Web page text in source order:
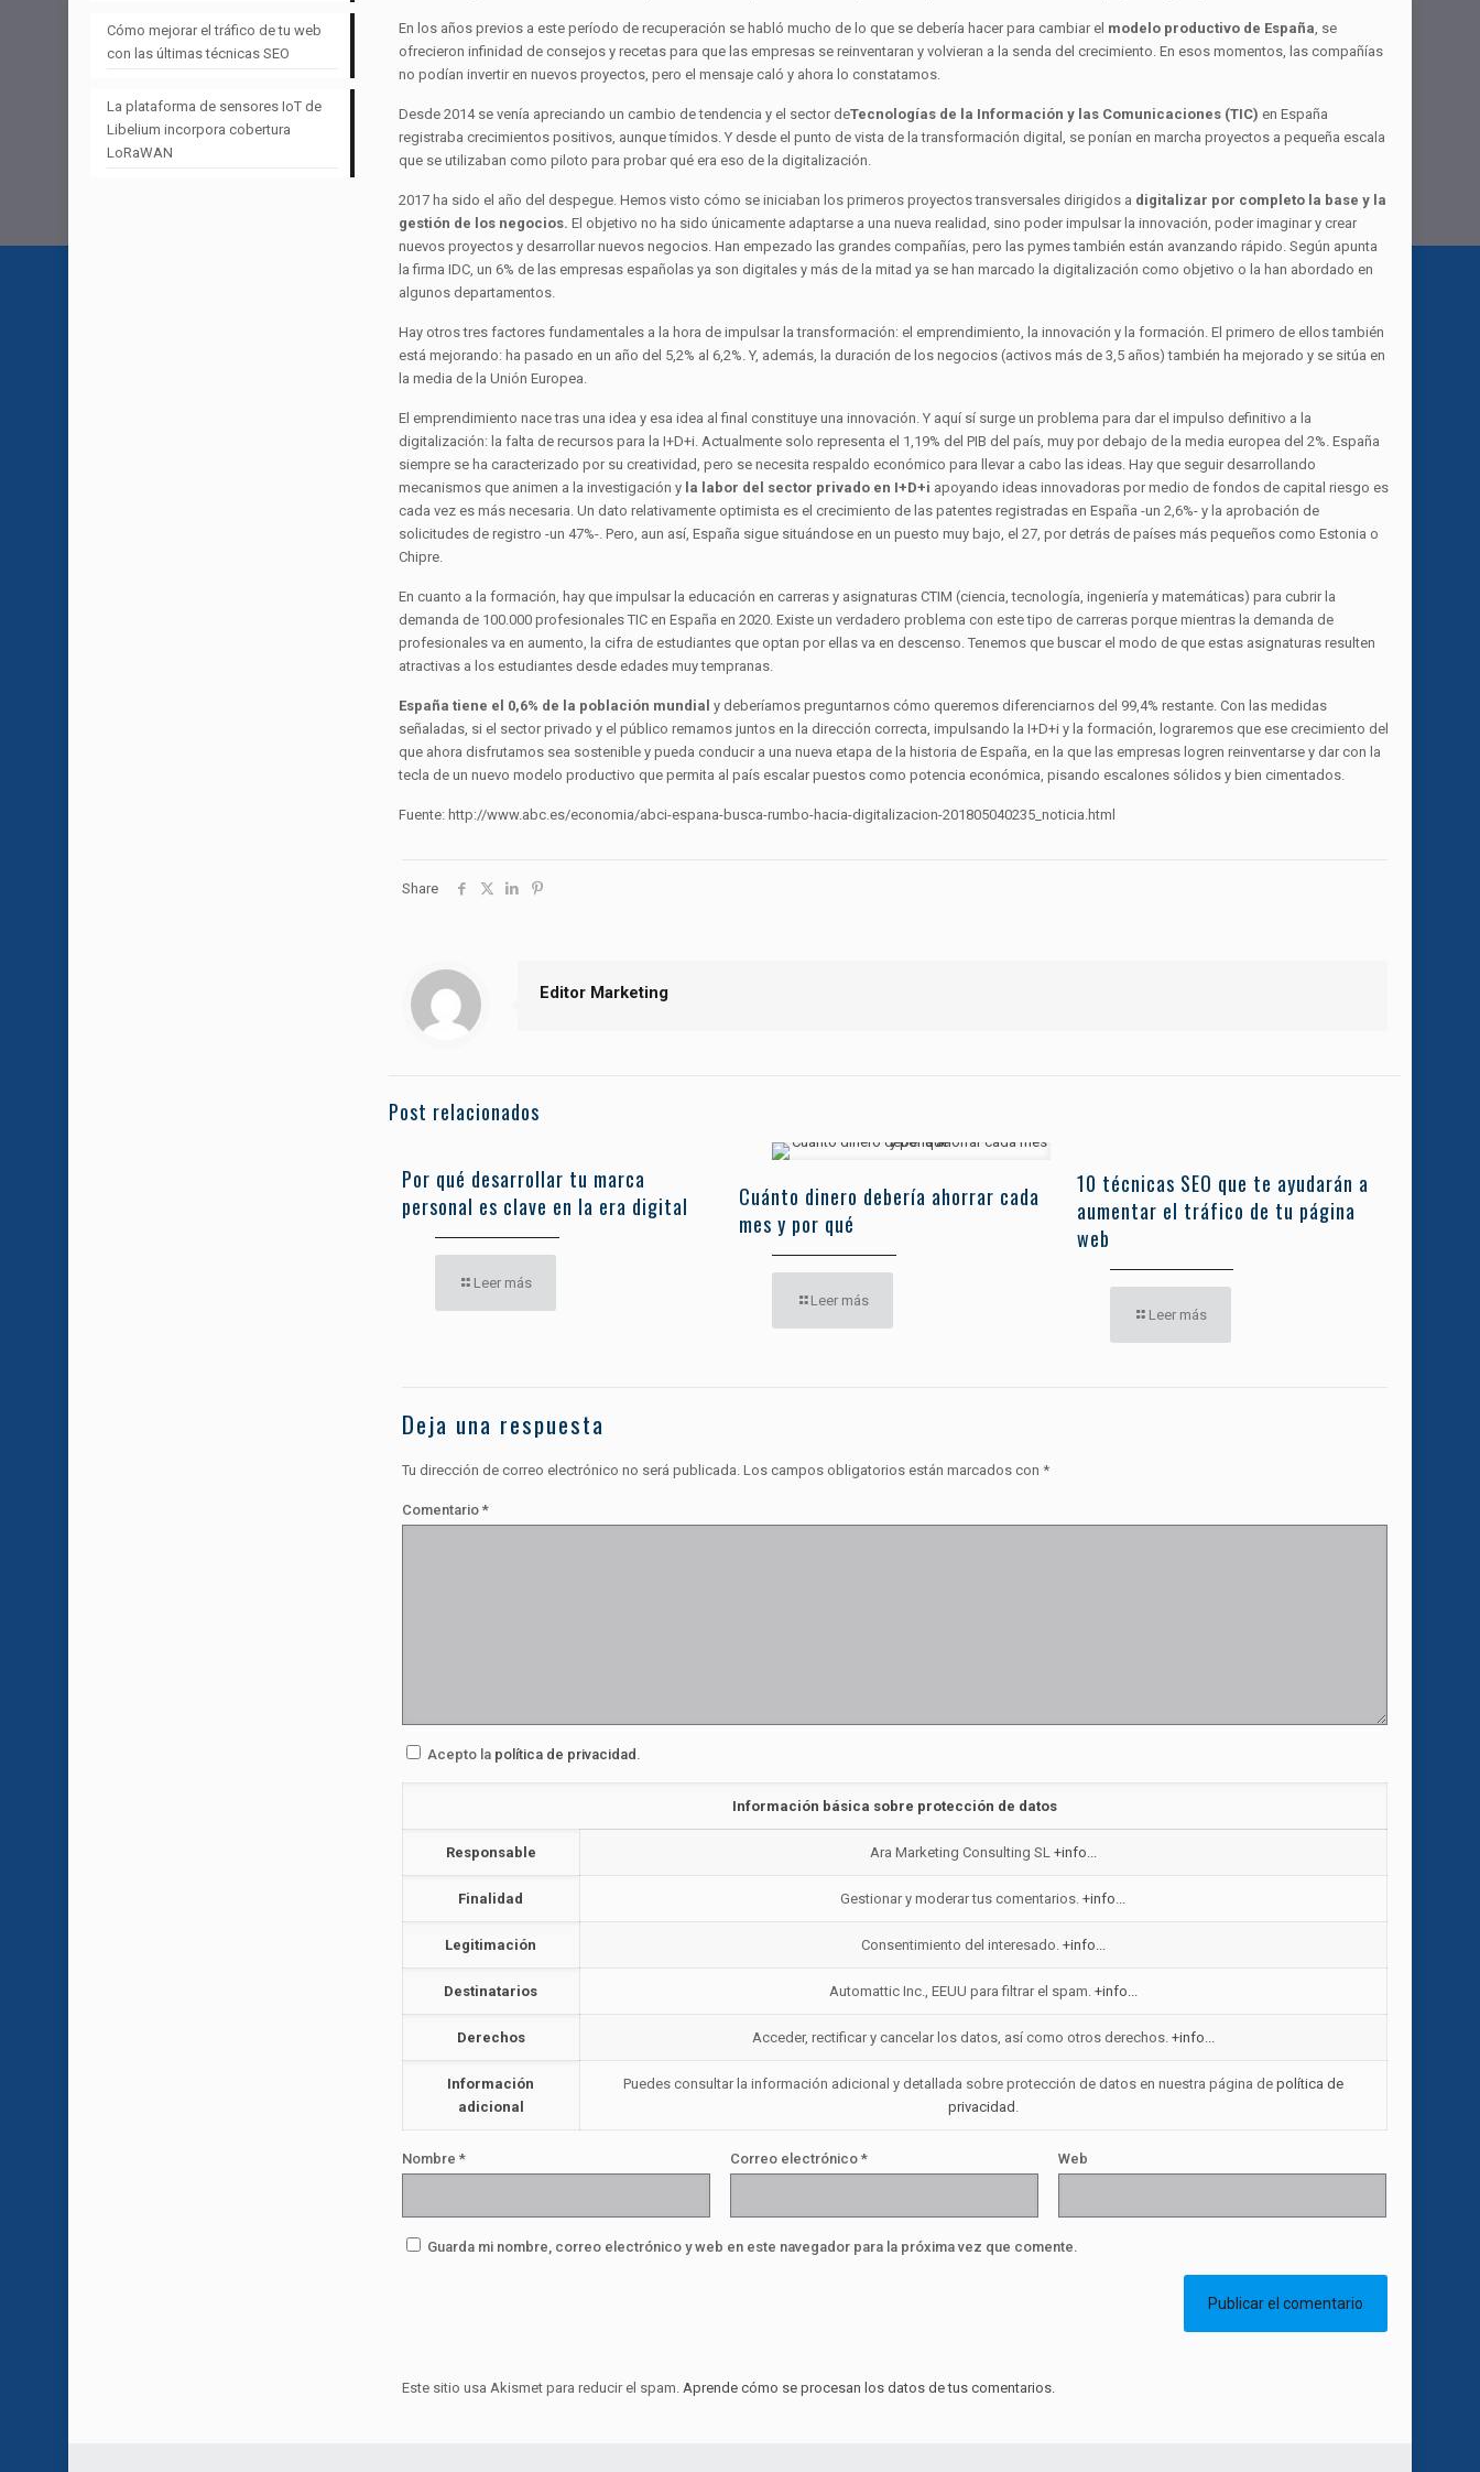
En los años previos a este período de recuperación se habló mucho de lo que se debería hacer para cambiar el modelo productivo de España , se
ofrecieron infinidad de consejos y recetas para que las empresas se reinventaran y volvieran a la senda del crecimiento. En esos momentos, las compañías
no podían invertir en nuevos proyectos, pero el mensaje caló y ahora lo constatamos.
Desde 2014 se venía apreciando un cambio de tendencia y el sector deTecnologías de la Información y las Comunicaciones (TIC) en España
registraba crecimientos positivos, aunque tímidos. Y desde el punto de vista de la transformación digital, se ponían en marcha proyectos a pequeña escala
que se utilizaban como piloto para probar qué era eso de la digitalización.
2017 ha sido el año del despegue. Hemos visto cómo se iniciaban los primeros proyectos transversales dirigidos a digitalizar por completo la base y la
gestión de los negocios. El objetivo no ha sido únicamente adaptarse a una nueva realidad, sino poder impulsar la innovación, poder imaginar y crear
nuevos proyectos y desarrollar nuevos negocios. Han empezado las grandes compañías, pero las pymes también están avanzando rápido. Según apunta
la firma IDC, un 6% de las empresas españolas ya son digitales y más de la mitad ya se han marcado la digitalización como objetivo o la han abordado en
algunos departamentos.
Hay otros tres factores fundamentales a la hora de impulsar la transformación: el emprendimiento, la innovación y la formación. El primero de ellos también
está mejorando: ha pasado en un año del 5,2% al 6,2%. Y, además, la duración de los negocios (activos más de 3,5 años) también ha mejorado y se sitúa en
la media de la Unión Europea.
El emprendimiento nace tras una idea y esa idea al final constituye una innovación. Y aquí sí surge un problema para dar el impulso definitivo a la
digitalización: la falta de recursos para la I+D+i. Actualmente solo representa el 1,19% del PIB del país, muy por debajo de la media europea del 2%. España
siempre se ha caracterizado por su creatividad, pero se necesita respaldo económico para llevar a cabo las ideas. Hay que seguir desarrollando
mecanismos que animen a la investigación y la labor del sector privado en I+D+i apoyando ideas innovadoras por medio de fondos de capital riesgo es
cada vez es más necesaria. Un dato relativamente optimista es el crecimiento de las patentes registradas en España -un 2,6%- y la aprobación de
solicitudes de registro -un 47%-. Pero, aun así, España sigue situándose en un puesto muy bajo, el 27, por detrás de países más pequeños como Estonia o
Chipre.
En cuanto a la formación, hay que impulsar la educación en carreras y asignaturas CTIM (ciencia, tecnología, ingeniería y matemáticas) para cubrir la
demanda de 100.000 profesionales TIC en España en 2020. Existe un verdadero problema con este tipo de carreras porque mientras la demanda de
profesionales va en aumento, la cifra de estudiantes que optan por ellas va en descenso. Tenemos que buscar el modo de que estas asignaturas resulten
atractivas a los estudiantes desde edades muy tempranas.
España tiene el 0,6% de la población mundial y deberíamos preguntarnos cómo queremos diferenciarnos del 99,4% restante. Con las medidas
señaladas, si el sector privado y el público remamos juntos en la dirección correcta, impulsando la I+D+i y la formación, lograremos que ese crecimiento del
que ahora disfrutamos sea sostenible y pueda conducir a una nueva etapa de la historia de España, en la que las empresas logren reinventarse y dar con la
tecla de un nuevo modelo productivo que permita al país escalar puestos como potencia económica, pisando escalones sólidos y bien cimentados.
Fuente: http://www.abc.es/economia/abci-espana-busca-rumbo-hacia-digitalizacion-201805040235_noticia.html
Share
Editor Marketing
Post relacionados
Por qué desarrollar tu marca
personal es clave en la era digital
Leer más
Cuánto dinero debería ahorrar cada
mes y por qué
Leer más
10 técnicas SEO que te ayudarán a
aumentar el tráfico de tu página
web
Leer más
Deja una respuesta
Tu dirección de correo electrónico no será publicada. Los campos obligatorios están marcados con *
Comentario *
Acepto la política de privacidad
Información básica sobre protección de datos
Responsable Ara Marketing Consulting SL +info...
Finalidad Gestionar y moderar tus comentarios.+info...
Legitimación Consentimiento del interesado. +info...
Destinatarios Automattic Inc., EEUU para filtrar el spam. +info...
Derechos Acceder, rectificar y cancelar los datos, así como otros derechos. +info...
Información
adicional
Puedes consultar la información adicional y detallada sobre protección de datos en nuestra página de política de
privacidad
Nombre * Correo electrónico * Web
Guarda mi nombre, correo electrónico y web en este navegador para la próxima vez que comente.
Este sitio usa Akismet para reducir el spam. Aprende cómo se procesan los datos de tus comentarios.
Cómo mejorar el tráfico de tu web
con las últimas técnicas SEO
La plataforma de sensores IoT de
Libelium incorpora cobertura
LoRaWAN